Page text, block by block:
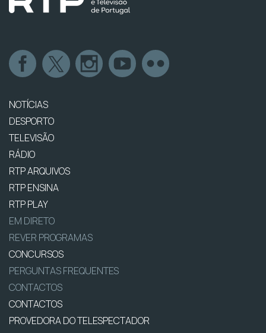
NOTÍCIAS
DESPORTO
TELEVISÃO
RÁDIO
RTP ARQUIVOS
RTP ENSINA
RTP PLAY
EM DIRETO
REVER PROGRAMAS
CONCURSOS
PERGUNTAS FREQUENTES
CONTACTOS
CONTACTOS
PROVEDORA DO TELESPECTADOR